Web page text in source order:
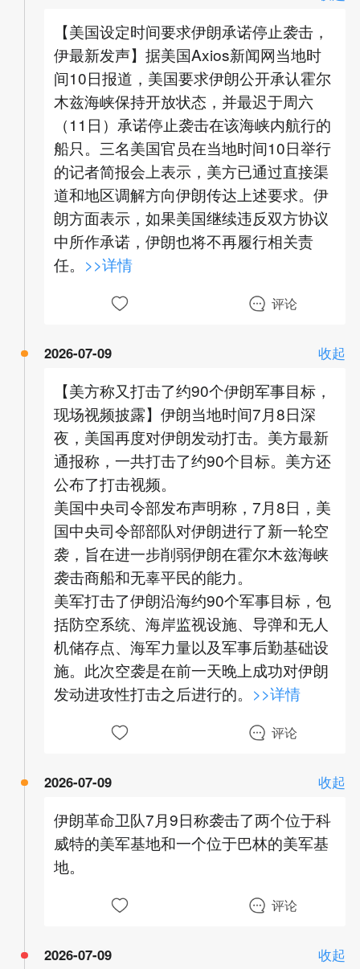
【美国设定时间要求伊朗承诺停止袭击，
伊最新发声】据美国Axios新闻网当地时
间10日报道，美国要求伊朗公开承认霍尔
木兹海峡保持开放状态，并最迟于周六
（11日）承诺停止袭击在该海峡内航行的
船只。三名美国官员在当地时间10日举行
的记者简报会上表示，美方已通过直接渠
道和地区调解方向伊朗传达上述要求。伊
朗方面表示，如果美国继续违反双方协议
中所作承诺，伊朗也将不再履行相关责
任。 >>详情
评论
2026-07-09 收起
【美方称又打击了约90个伊朗军事目标，
现场视频披露】伊朗当地时间7月8日深
夜，美国再度对伊朗发动打击。美方最新
通报称，一共打击了约90个目标。美方还
公布了打击视频。
美国中央司令部发布声明称，7月8日，美
国中央司令部部队对伊朗进行了新一轮空
袭，旨在进一步削弱伊朗在霍尔木兹海峡
袭击商船和无辜平民的能力。
美军打击了伊朗沿海约90个军事目标，包
括防空系统、海岸监视设施、导弹和无人
机储存点、海军力量以及军事后勤基础设
施。此次空袭是在前一天晚上成功对伊朗
发动进攻性打击之后进行的。 >>详情
评论
2026-07-09 收起
伊朗革命卫队7月9日称袭击了两个位于科
威特的美军基地和一个位于巴林的美军基
地。
评论
2026-07-09 收起